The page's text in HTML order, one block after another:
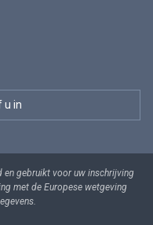
en gebruikt voor uw inschrijving
met de Europese wetgeving